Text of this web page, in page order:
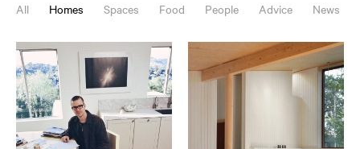
All Homes Spaces Food People Advice News